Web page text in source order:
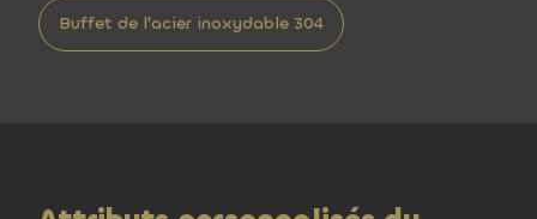
Buffet de l'acier inoxydable 304